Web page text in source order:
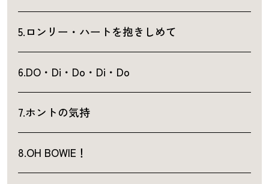
5.ロンリー・ハートを抱きしめて
6.DO・Di・Do・Di・Do
7.ホントの気持
8.OH BOWIE！